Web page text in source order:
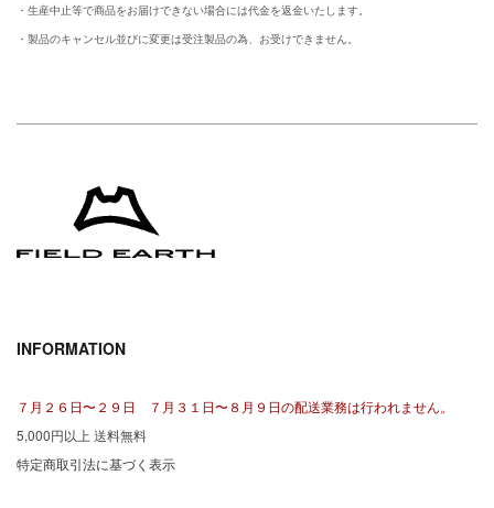
・生産中止等で商品をお届けできない場合には代金を返金いたします。
・製品のキャンセル並びに変更は受注製品の為、お受けできません。
INFORMATION
７月２６日〜２９日 ７月３１日〜８月９日の配送業務は行われません。
5,000円以上 送料無料
特定商取引法に基づく表示